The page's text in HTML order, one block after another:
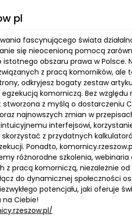
pl
fascynującego świata
się nieocenioną pomocą
obszaru prawa w Polsce.
z pracą komorników, ale
odkryjesz bogaty zestaw
komorniczą. Bez
z myślą o dostarczeniu
najnowszych zmian w
interfejsowi,
z przydatnych
Ponadto,
różnorodne szkolenia,
z pracą komorniczą, niezależnie
do dynamicznej społeczności
potencjału, jaki oferuje
Ciebie!